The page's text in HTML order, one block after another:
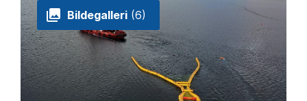
Bildegalleri (6)